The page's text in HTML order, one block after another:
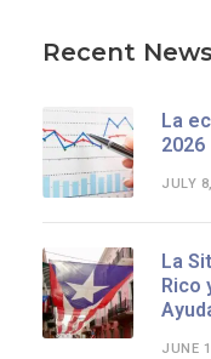
Recent News
La
2026
JULY
La
Rico
JUNE